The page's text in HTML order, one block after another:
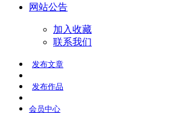
网站公告
加入收藏
联系我们
发布文章
发布作品
会员中心